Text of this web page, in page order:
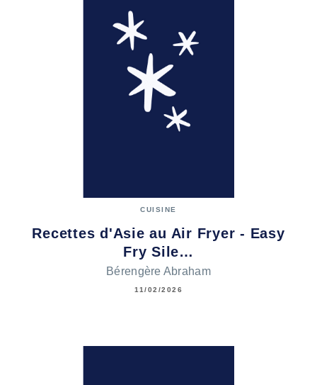
CUISINE
Recettes d'Asie au Air Fryer - Easy
Fry Sile…
Bérengère Abraham
11/02/2026